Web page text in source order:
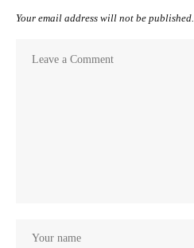
Your email address will not be published.